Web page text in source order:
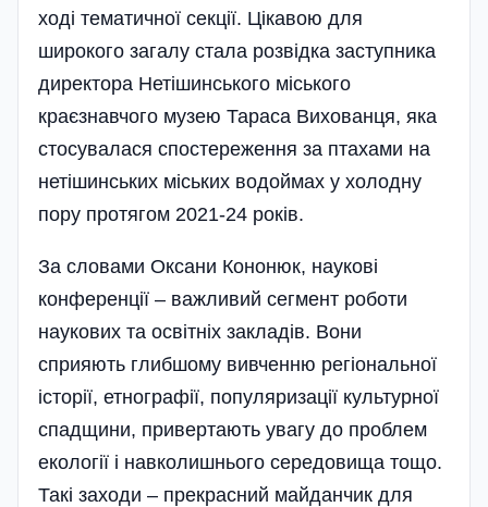
ході тематичної секції. Цікавою для
широкого загалу стала розвідка заступника
директора Нетішинського міського
краєзнавчого музею Тараса Вихованця, яка
стосувалася спостереження за птахами на
нетішинських міських водоймах у холодну
пору протягом 2021-24 років.
За словами Оксани Кононюк, наукові
конференції – важливий сегмент роботи
наукових та освітніх закладів. Вони
сприяють глибшому вивченню регіональної
історії, етнографії, популяризації культурної
спадщини, привертають увагу до проблем
екології і навколишнього середовища тощо.
Такі заходи – прекрасний майданчик для